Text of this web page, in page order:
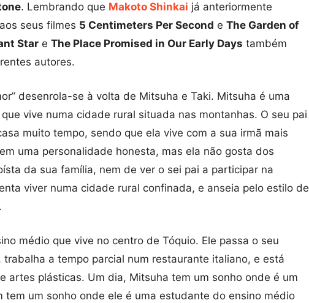
. Lembrando que Makoto Shinkai já anteriormente
seus filmes 5 Centimeters Per Second e The Garden of
Star e The Place Promised in Our Early Days também
autores.
desenrola-se à volta de Mitsuha e Taki. Mitsuha é uma
vive numa cidade rural situada nas montanhas. O seu pai
muito tempo, sendo que ela vive com a sua irmã mais
uma personalidade honesta, mas ela não gosta dos
da sua família, nem de ver o sei pai a participar na
viver numa cidade rural confinada, e anseia pelo estilo de
médio que vive no centro de Tóquio. Ele passa o seu
a tempo parcial num restaurante italiano, e está
artes plásticas. Um dia, Mitsuha tem um sonho onde é um
tem um sonho onde ele é uma estudante do ensino médio